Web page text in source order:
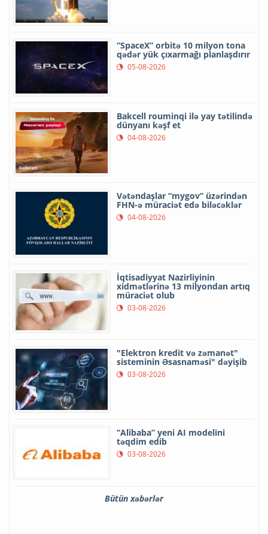
“SpaceX” orbitə 10 milyon tona
qədər yük çıxarmağı planlaşdırır
05-08-2026
Bakcell rouminqi ilə yay tətilində
dünyanı kəşf et
04-08-2026
Vətəndaşlar “mygov” üzərindən
FHN-ə müraciət edə biləcəklər
04-08-2026
İqtisadiyyat Nazirliyinin
xidmətlərinə 13 milyondan artıq
müraciət olub
03-08-2026
"Elektron kredit və zəmanət"
sisteminin Əsasnaməsi" dəyişib
03-08-2026
“Alibaba” yeni AI modelini
təqdim edib
03-08-2026
Bütün xəbərlər